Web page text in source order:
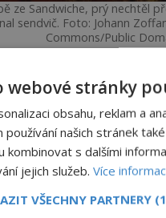
ze Sandwiche, prý nechtěl
sendvič. Foto: Johann
Commons/Public
trochu kazí
před Montaguem.
znají různé formy
sendvič s největší
webové stránky
obsahu, reklam a
používání našich stránek
kombinovat s dalšími
jejich služeb. Více
VŠECHNY PARTNERY